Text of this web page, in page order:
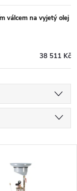
válcem na vyjetý olej
38 511 Kč